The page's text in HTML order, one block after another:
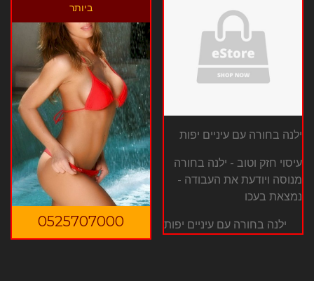
ילנה בחורה עם עיניים יפות
עיסוי חזק וטוב - ילנה בחורה
מנוסה ויודעת את העבודה -
נמצאת בעכו
ילנה בחורה עם עיניים יפות
ביותר
0525707000